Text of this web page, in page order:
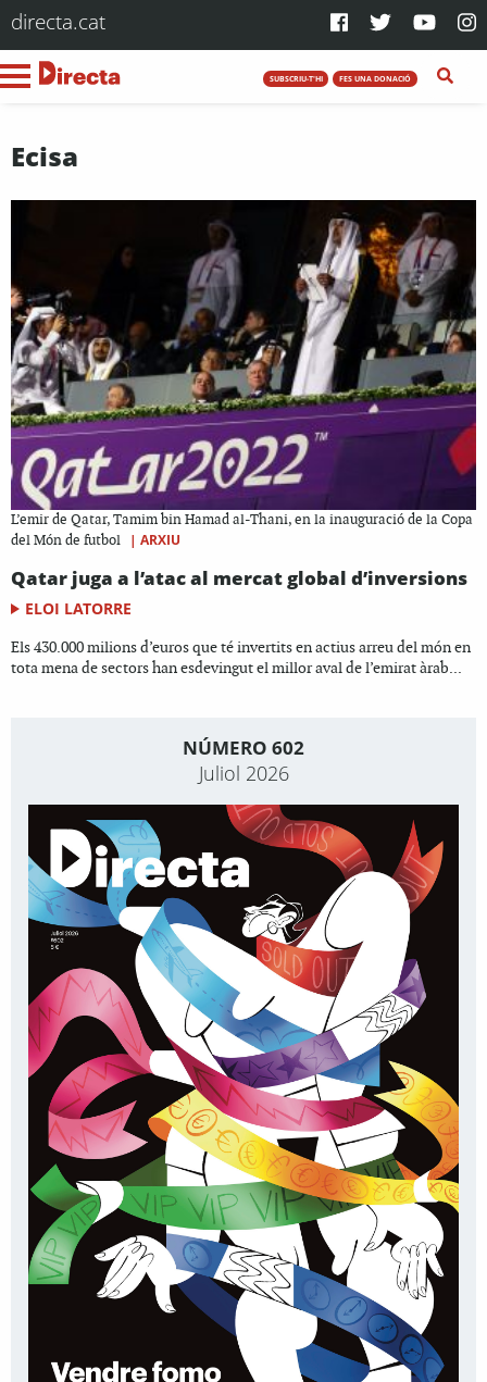
directa.cat
SUBSCRIU-T'HI FES UNA DONACIÓ
Ecisa
L’emir de Qatar, Tamim bin Hamad al-Thani, en la inauguració de la Copa
del Món de futbol
| ARXIU
Qatar juga a l’atac al mercat global d’inversions
ELOI LATORRE
Els 430.000 milions d’euros que té invertits en actius arreu del món en
tota mena de sectors han esdevingut el millor aval de l’emirat àrab...
NÚMERO 602
Juliol 2026